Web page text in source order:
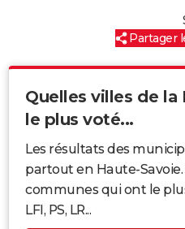
Partager
Quelles villes de la
le plus voté...
Les résultats des
partout en Haute-
communes qui ont le
LFI, PS, LR...